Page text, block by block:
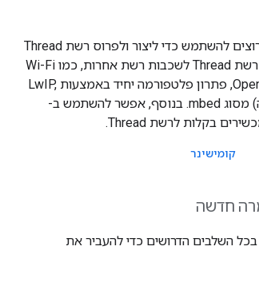
קביעת עיצוב החומרה והפלטפורמה שבהם רוצים להשתמש כדי ליצור ולפרוס רשת Thread
משלכם. יש להוסיף נתב גבול כדי לחבר את רשת Thread לשכבות רשת אחרות, כמו Wi-Fi
או Ethernet, או להשתמש ב-OpenThread RTOS, פתרון פלטפורמה יחיד באמצעות LwIP,
FreeRTOS ו-TLS (אבטחת שכבת התעבורה) מסוג mbed. בנוסף, אפשר להשתמש ב-
קומישינר
בכל השלבים הדרושים כדי להעביר את